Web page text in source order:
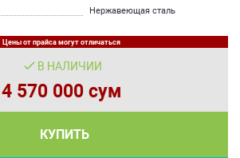
Нержавеющая сталь
Цены от прайса могут отличаться
В НАЛИЧИИ
4 570 000 сум
КУПИТЬ